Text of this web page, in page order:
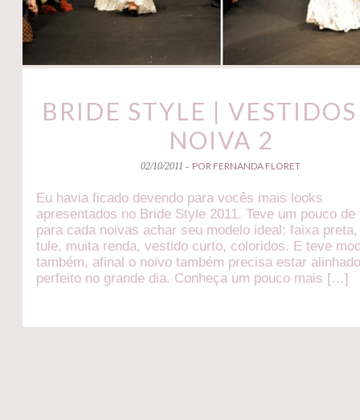
BRIDE STYLE |
NOIVA 2
02/10/2011 - POR FERNANDA FLORET
Eu havia ficado devendo para vocês mais looks
apresentados no Bride Style 2011. Teve um pouco de
para cada noivas achar seu modelo ideal: faixa
tule, muita renda, vestido curto, coloridos. E teve
também, afinal o noivo também precisa estar
perfeito no grande dia. Conheça um pouco mais […]